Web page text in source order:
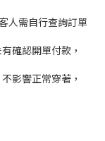
人需自行查詢訂單
確認開單付款，
影響正常穿著，